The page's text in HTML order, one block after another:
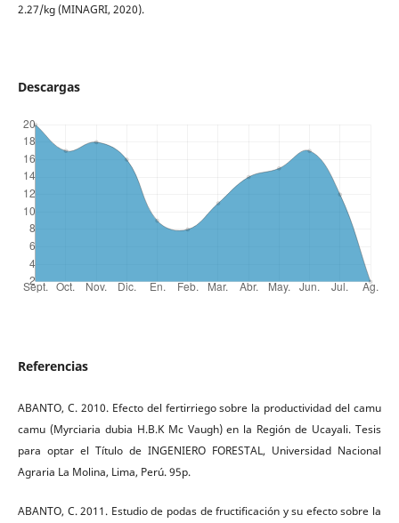
2.27/kg (MINAGRI, 2020).
Descargas
Referencias
ABANTO, C. 2010. Efecto del fertirriego sobre la productividad del camu
camu (Myrciaria dubia H.B.K Mc Vaugh) en la Región de Ucayali. Tesis
para optar el Título de INGENIERO FORESTAL, Universidad Nacional
Agraria La Molina, Lima, Perú. 95p.
ABANTO, C. 2011. Estudio de podas de fructificación y su efecto sobre la